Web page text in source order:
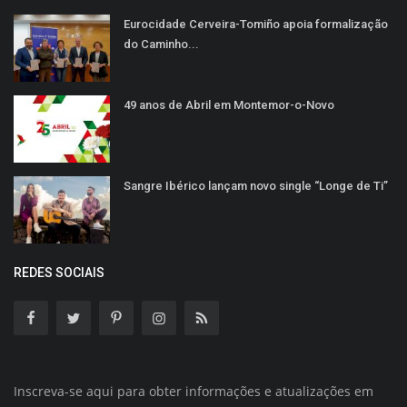
Eurocidade Cerveira-Tomiño apoia formalização
do Caminho...
49 anos de Abril em Montemor-o-Novo
Sangre Ibérico lançam novo single “Longe de Ti”
REDES SOCIAIS
Inscreva-se aqui para obter informações e atualizações em